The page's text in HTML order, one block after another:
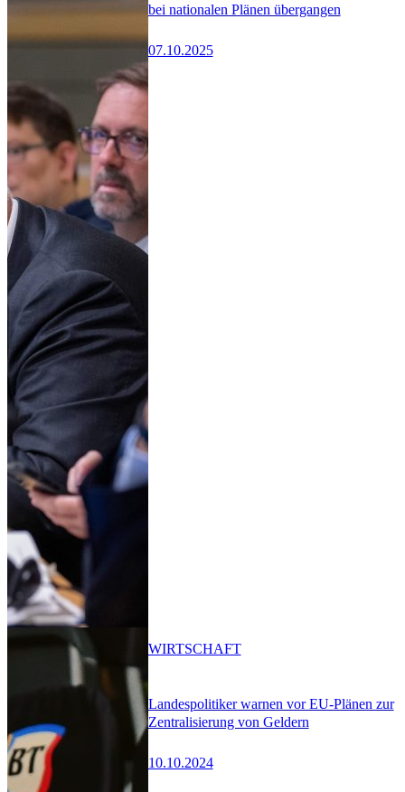
bei nationalen Plänen übergangen
07.10.2025
Landespolitiker warnen vor EU-Plänen zur
Zentralisierung von Geldern
10.10.2024
WIRTSCHAFT